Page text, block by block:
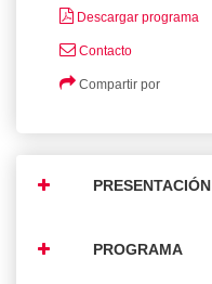
Descargar programa
Contacto
Compartir por
PRESENTACIÓN
PROGRAMA